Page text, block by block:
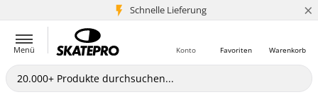
Schnelle Lieferung
5+ Mio. Kunden ×
Menü Warenkorb
Favoriten
Konto